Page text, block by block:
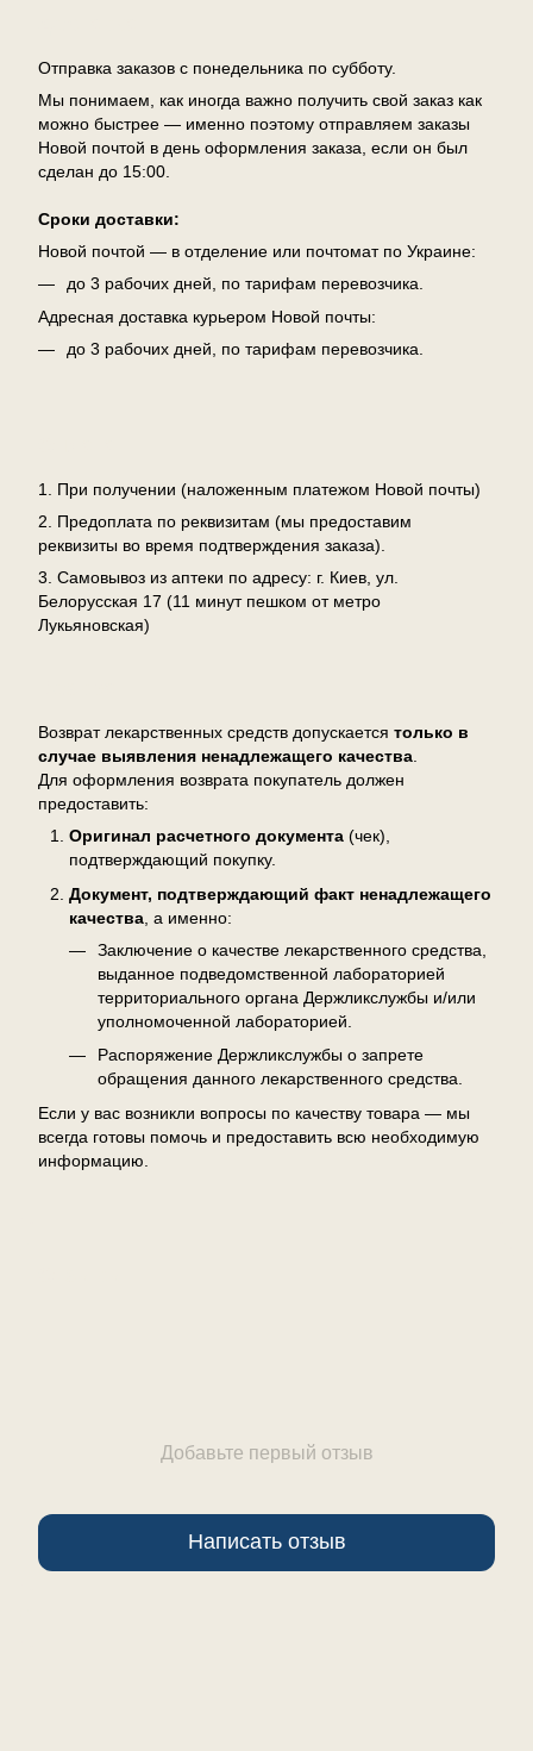
Отправка заказов с понедельника по субботу.
Мы понимаем, как иногда важно получить свой заказ как
можно быстрее — именно поэтому отправляем заказы
Новой почтой в день оформления заказа, если он был
сделан до 15:00.
Сроки доставки:
Новой почтой — в отделение или почтомат по Украине:
до 3 рабочих дней, по тарифам перевозчика.
Адресная доставка курьером Новой почты:
до 3 рабочих дней, по тарифам перевозчика.
1. При получении (наложенным платежом Новой почты)
2. Предоплата по реквизитам (мы предоставим
реквизиты во время подтверждения заказа).
3. Самовывоз из аптеки по адресу: г. Киев, ул.
Белорусская 17 (11 минут пешком от метро
Лукьяновская)
Возврат лекарственных средств допускается только в
случае выявления ненадлежащего качества.
Для оформления возврата покупатель должен
предоставить:
Оригинал расчетного документа (чек),
подтверждающий покупку.
Документ, подтверждающий факт ненадлежащего
качества , а именно:
Заключение о качестве лекарственного средства,
выданное подведомственной лабораторией
территориального органа Держликслужбы и/или
уполномоченной лабораторией.
Распоряжение Держликслужбы о запрете
обращения данного лекарственного средства.
Если у вас возникли вопросы по качеству товара — мы
всегда готовы помочь и предоставить всю необходимую
информацию.
Добавьте первый отзыв
Написать отзыв